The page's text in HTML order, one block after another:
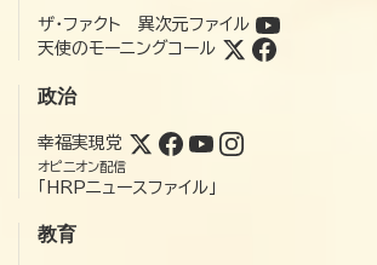
ザ・ファクト 異次元ファイル
天使のモーニングコール
政治
幸福実現党
オピニオン配信
「HRPニュースファイル」
教育